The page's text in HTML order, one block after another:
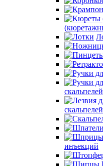
скальпелей
скальпелей
инъекций